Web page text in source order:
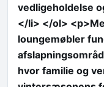
vedligeholdelse
</li> </ol>
loungemøbler
hvor familie og